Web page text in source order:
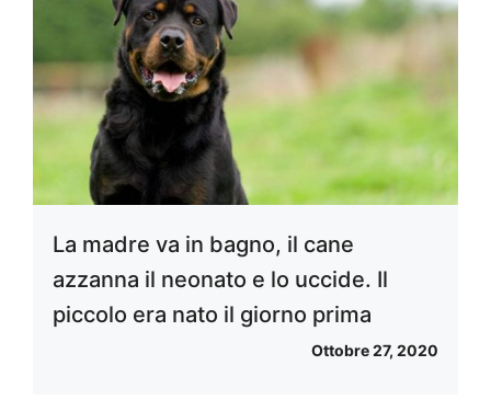
La madre va in bagno, il cane
azzanna il neonato e lo uccide. Il
piccolo era nato il giorno prima
Ottobre 27, 2020